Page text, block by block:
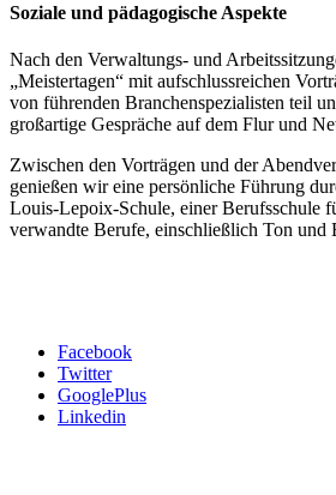
Soziale und pädagogische Aspekte
Nach den Verwaltungs- und
„Meistertagen“ mit aufschlussreichen
von führenden Branchenspezialisten teil
großartige Gespräche auf dem Flur und
Zwischen den Vorträgen und der
genießen wir eine persönliche Führung
Louis-Lepoix-Schule, einer Berufsschule
verwandte Berufe, einschließlich Ton und
Facebook
Twitter
GooglePlus
Linkedin